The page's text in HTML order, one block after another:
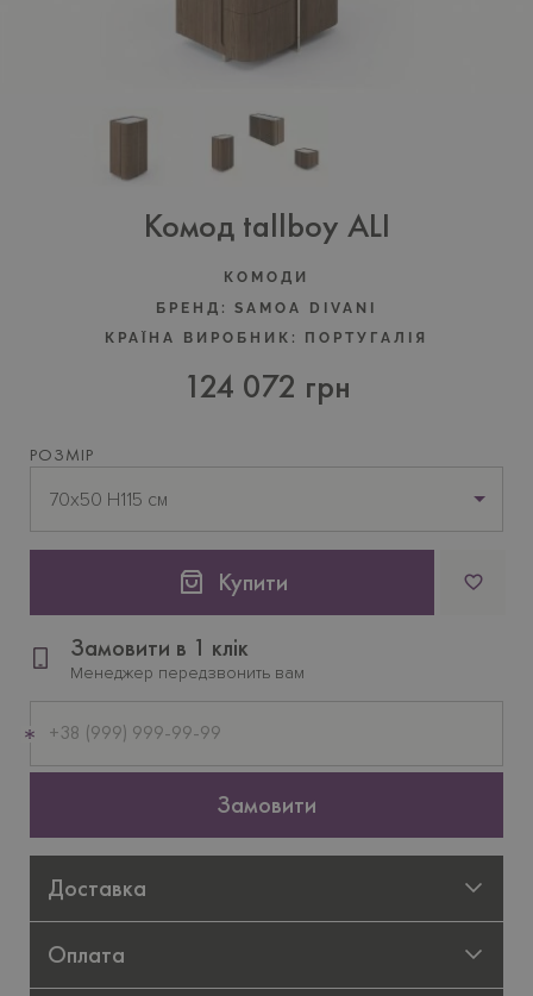
Комод tallboy ALI
КОМОДИ
БРЕНД:
SAMOA DIVANI
КРАЇНА ВИРОБНИК:
ПОРТУГАЛIЯ
124 072 грн
РОЗМІР
70х50 H115 см
Купити
Замовити в 1 клік
Менеджер передзвонить вам
телефон
Замовити
Доставка
Оплата